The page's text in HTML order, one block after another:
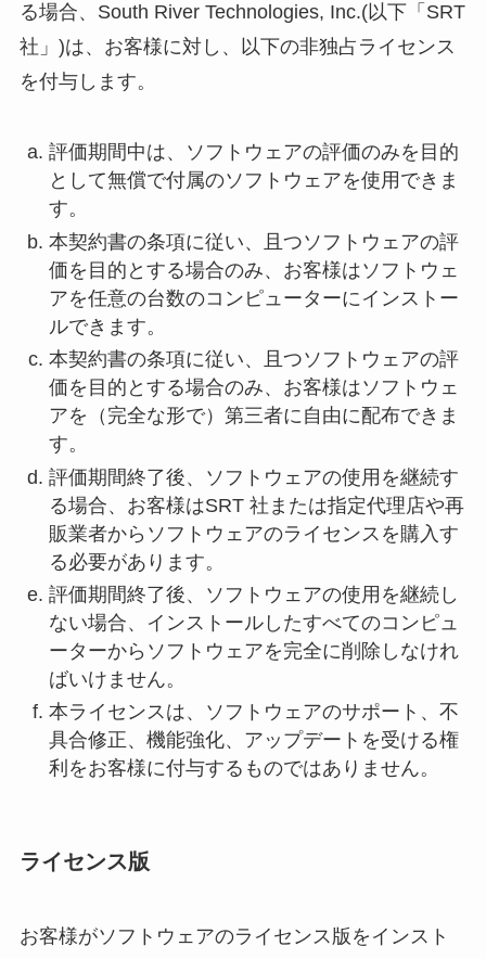
る場合、South River Technologies, Inc.(以下「SRT
社」)は、お客様に対し、以下の非独占ライセンス
を付与します。
評価期間中は、ソフトウェアの評価のみを目的
として無償で付属のソフトウェアを使用できま
す。
本契約書の条項に従い、且つソフトウェアの評
価を目的とする場合のみ、お客様はソフトウェ
アを任意の台数のコンピューターにインストー
ルできます。
本契約書の条項に従い、且つソフトウェアの評
価を目的とする場合のみ、お客様はソフトウェ
アを（完全な形で）第三者に自由に配布できま
す。
評価期間終了後、ソフトウェアの使用を継続す
る場合、お客様はSRT 社または指定代理店や再
販業者からソフトウェアのライセンスを購入す
る必要があります。
評価期間終了後、ソフトウェアの使用を継続し
ない場合、インストールしたすべてのコンピュ
ーターからソフトウェアを完全に削除しなけれ
ばいけません。
本ライセンスは、ソフトウェアのサポート、不
具合修正、機能強化、アップデートを受ける権
利をお客様に付与するものではありません。
ライセンス版
お客様がソフトウェアのライセンス版をインスト